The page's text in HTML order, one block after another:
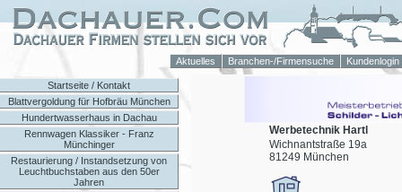
Aktuelles Branchen-/Firmensuche Kundenlogin
Startseite / Kontakt
Blattvergoldung für Hofbräu München
Hundertwasserhaus in Dachau
Rennwagen Klassiker - Franz
Münchinger
Restaurierung / Instandsetzung von
Leuchtbuchstaben aus den 50er
Jahren
Werbetechnik Hartl
Wichnantstraße 19a
81249 München